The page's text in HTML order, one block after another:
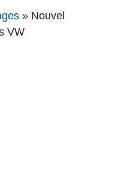
» Nouvel
VW